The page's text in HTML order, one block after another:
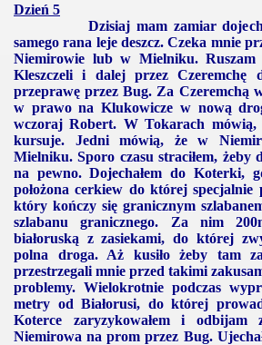
Dzień 5
Dzisiaj mam zamiar dojechać
samego rana leje deszcz. Czeka mnie
Niemirowie lub w Mielniku. Ruszam
Kleszczeli i dalej przez
przeprawę przez Bug. Za Czeremchą
w prawo na Klukowicze w nową
wczoraj Robert. W Tokarach mówią,
kursuje. Jedni mówią, że w
Mielniku. Sporo czasu straciłem, żeby
na pewno. Dojechałem do Koterki,
położona cerkiew do której specjalnie
który kończy się granicznym
szlabanu granicznego. Za nim
białoruską z zasiekami, do której
polna droga. Aż kusiło żeby tam
przestrzegali mnie przed takimi
problemy. Wielokrotnie podczas
metry od Białorusi, do której
Koterce zaryzykowałem i
Niemirowa na prom przez Bug.